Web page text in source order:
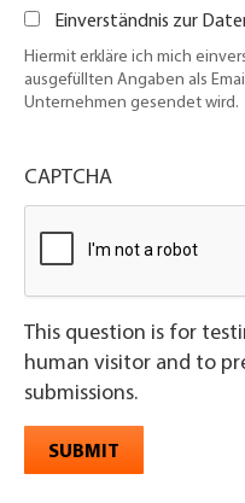
Einverständnis zur
Hiermit erkläre ich mich
ausgefüllten Angaben als
Unternehmen gesendet wird.
CAPTCHA
This question is for
human visitor and to
submissions.
SUBMIT